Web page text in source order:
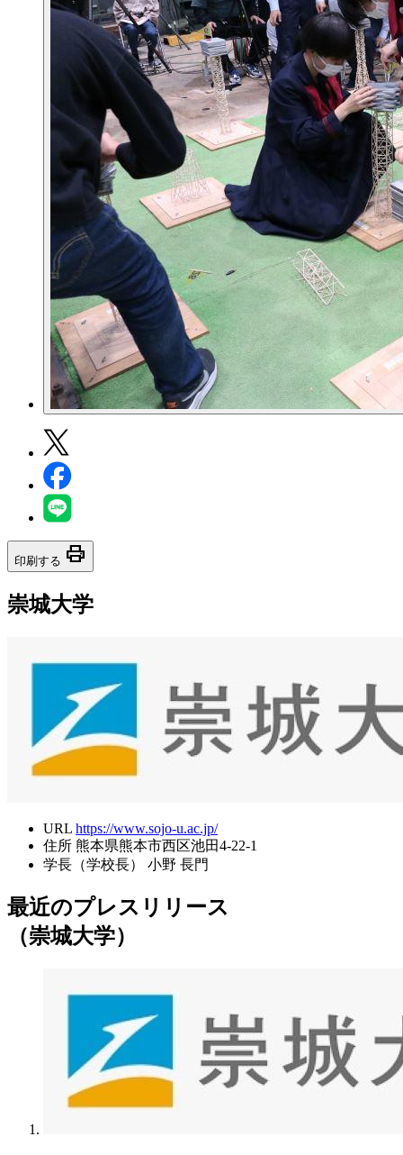
印刷する print
崇城大学
URL https://www.sojo-u.ac.jp/
住所 熊本県熊本市西区池田4-22-1
学長（学校長）
小野 長門
最近のプレスリリース
（崇城大学）